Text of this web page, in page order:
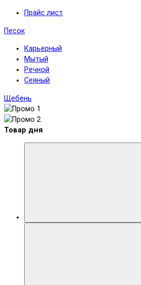
Прайс лист
Песок
Карьерный
Мытый
Речной
Сеяный
Щебень
Товар дня